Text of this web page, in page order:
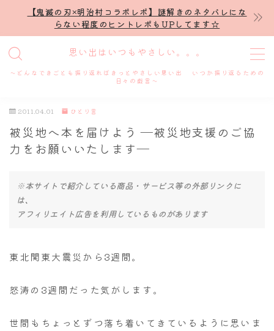
【鬼滅の刃×明治村コラボレポ】謎解きのネタバレにな
らない程度のヒントレポもUPしてます☆
思い出はいつもやさしい。。。
～どんなできごとも振り返ればきっとやさしい思い出 いつか振り返るための
日々の戯言～
MENU
プロフィール
謎解き
ホテル滞在記
舞台・ライブ
名古屋
ナナちゃん人形
2011.04.01 ひとり言
被災地へ本を届けよう ―被災地支援のご協
力をお願いいたします―
※本サイトで紹介している商品・サービス等の外部リンクに
は、
アフィリエイト広告を利用しているものがあります
東北関東大震災から3週間。
怒涛の3週間だった気がします。
世間もちょっとずつ落ち着いてきているように思いま